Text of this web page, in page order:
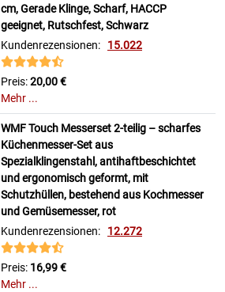
cm, Gerade Klinge, Scharf, HACCP
geeignet, Rutschfest, Schwarz
Kundenrezensionen: 15.022
Preis:20,00 €
Mehr ...
WMF Touch Messerset 2-teilig – scharfes
Küchenmesser-Set aus
Spezialklingenstahl, antihaftbeschichtet
und ergonomisch geformt, mit
Schutzhüllen, bestehend aus Kochmesser
und Gemüsemesser, rot
Kundenrezensionen: 12.272
Preis: 16,99 €
Mehr ...